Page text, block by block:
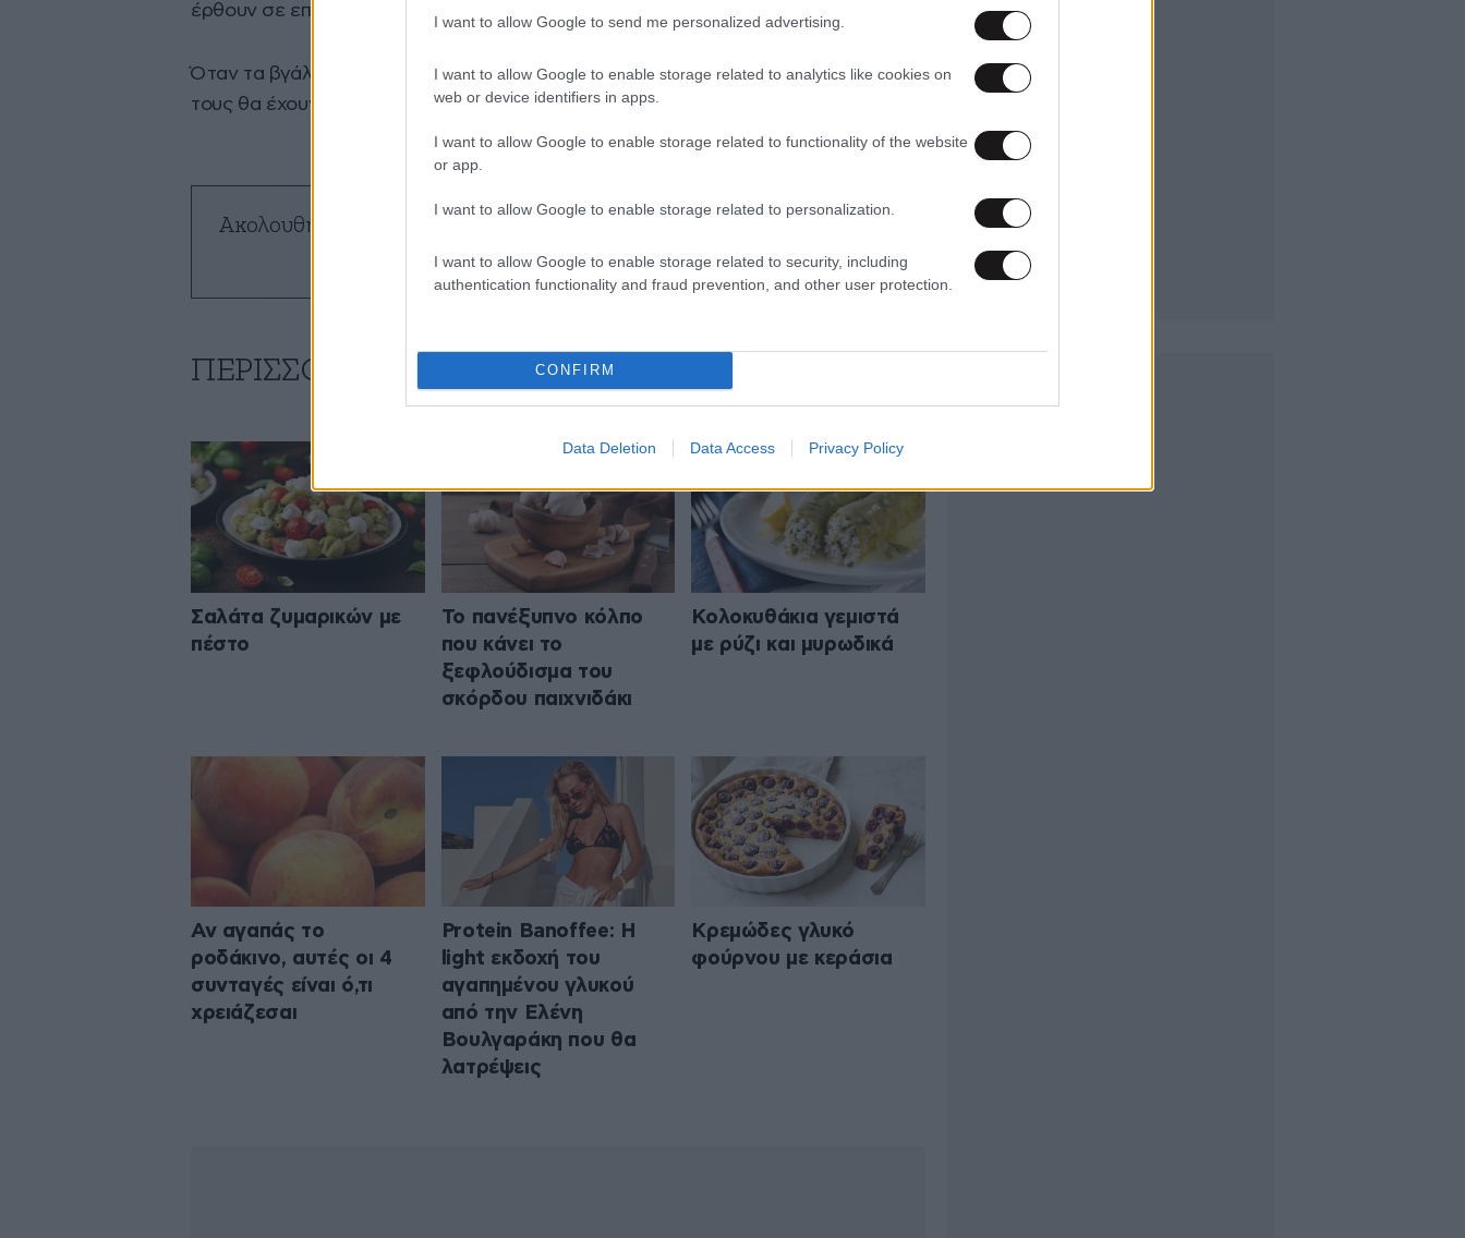
I want to allow Google to send me personalized advertising.
I want to allow Google to enable storage related to analytics like cookies on
web or device identifiers in apps.
I want to allow Google to enable storage related to functionality of the website
or app.
I want to allow Google to enable storage related to personalization.
I want to allow Google to enable storage related to security, including
authentication functionality and fraud prevention, and other user protection.
CONFIRM
Data Deletion Data Access Privacy Policy
έρθουν σε επαφή με τη φωτιά.
Όταν τα βγάλουμε, και καλά ψημένα θα είναι ως το εσωτερικό και τους χυμούς
τους θα έχουν διατηρήσει…
Ακολουθήστε το στοGoogle News
και μάθετε πρώτοι
όλες τις ειδήσεις
ΠΕΡΙΣΣΟΤΕΡΕΣ ΣΥΝΤΑΓΕΣ
Σαλάτα ζυμαρικών με
πέστο
Το πανέξυπνο κόλπο
που κάνει το
ξεφλούδισμα του
σκόρδου παιχνιδάκι
Κολοκυθάκια γεμιστά
με ρύζι και μυρωδικά
Αν αγαπάς το
ροδάκινο, αυτές οι 4
συνταγές είναι ό,τι
χρειάζεσαι
Protein Banoffee: Η
light εκδοχή του
αγαπημένου γλυκού
από την Ελένη
Βουλγαράκη που θα
λατρέψεις
Κρεμώδες γλυκό
φούρνου με κεράσια